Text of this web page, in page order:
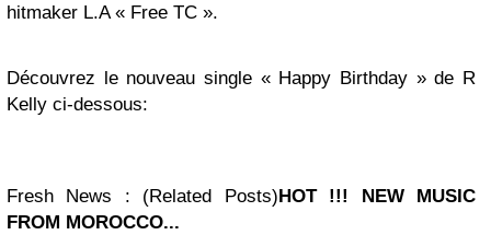
hitmaker L.A « Free TC ».
Découvrez le nouveau single « Happy Birthday » de R
Kelly ci-dessous:
Fresh News : (Related Posts)HOT !!! NEW MUSIC
FROM MOROCCO...